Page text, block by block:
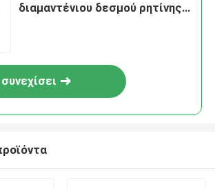
διαμαντένιου δεσμού ρητίνης